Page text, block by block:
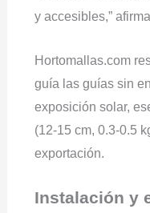
y accesibles,”
Hortomallas.com
guía las guías sin
exposición solar,
(12-15 cm, 0.3-0.5
exportación.
Instalación y